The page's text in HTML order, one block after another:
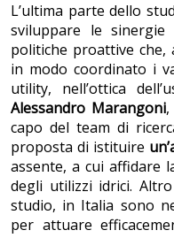
L’ultima parte dello
sviluppare le sinergie
politiche proattive che,
in modo coordinato i
utility, nell’ottica
Alessandro Marangoni,
capo del team di
proposta di istituire
assente, a cui affidare
degli utilizzi idrici.
studio, in Italia sono
per attuare